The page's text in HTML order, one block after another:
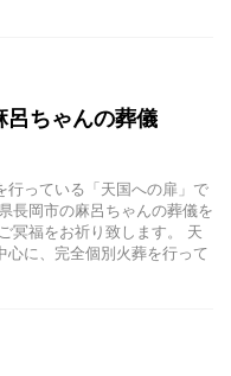
呂ちゃんの葬儀
行っている「天国への扉」で
長岡市の麻呂ちゃんの葬儀を
冥福をお祈り致します。 天
心に、完全個別火葬を行って